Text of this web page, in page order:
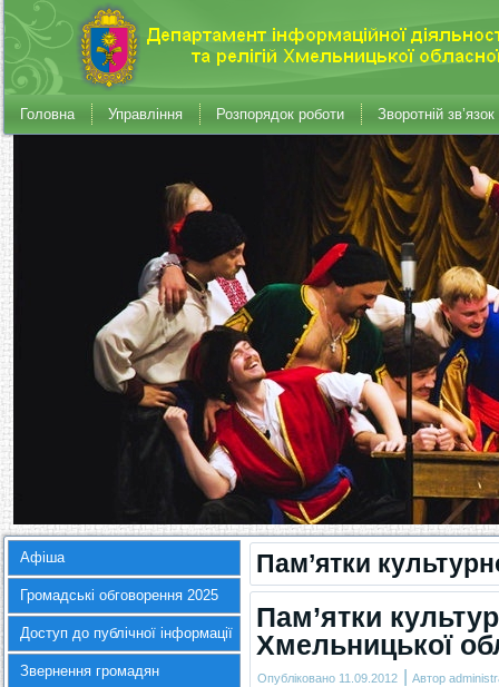
Головна Управління Розпорядок роботи Зворотній зв’язок
Афіша
Громадські обговорення 2025
Доступ до публічної інформації
Звернення громадян
Пам’ятки
Пам’ятки
Хмельницької
Опубліковано 11.09.2012 | Автор